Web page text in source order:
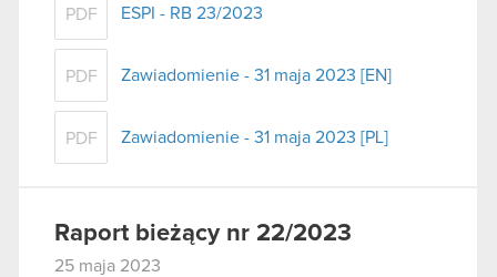
PDF ESPI - RB 23/2023
PDF Zawiadomienie - 31 maja 2023 [EN]
PDF Zawiadomienie - 31 maja 2023 [PL]
Raport bieżący nr 22/2023
25 maja 2023